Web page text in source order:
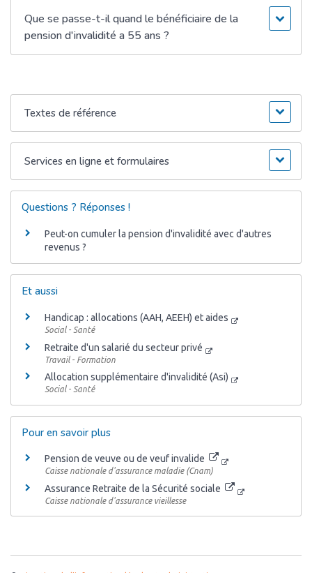
Que se passe-t-il quand le bénéficiaire de la
pension d'invalidité a 55 ans ?
Textes de référence
Services en ligne et formulaires
Questions ? Réponses !
Peut-on cumuler la pension d'invalidité avec d'autres
revenus ?
Et aussi
Handicap : allocations (AAH, AEEH) et aides
Social - Santé
Retraite d'un salarié du secteur privé
Travail - Formation
Allocation supplémentaire d'invalidité (Asi)
Social - Santé
Pour en savoir plus
Pension de veuve ou de veuf invalide
Caisse nationale d'assurance maladie (Cnam)
Assurance Retraite de la Sécurité sociale
Caisse nationale d'assurance vieillesse